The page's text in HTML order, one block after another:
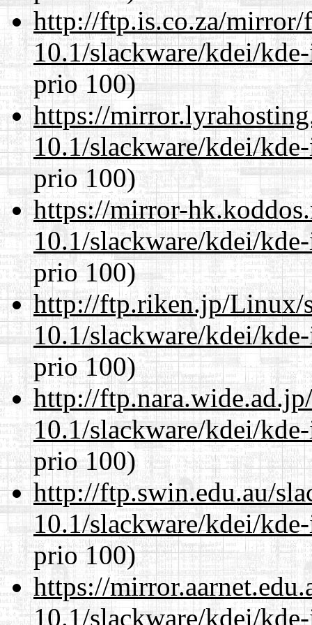
http://ftp.is.co.za/mirror/
10.1/slackware/kdei/
prio 100)
https://
10.1/slackware/kdei/
prio 100)
https://mirror-
10.1/slackware/kdei/
prio 100)
http://ftp.riken.jp/Linux/
10.1/slackware/kdei/
prio 100)
http://
10.1/slackware/kdei/
prio 100)
http://ftp.swin.edu.au/
10.1/slackware/kdei/
prio 100)
https://
10.1/slackware/kdei/